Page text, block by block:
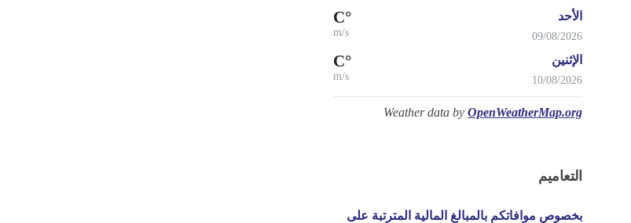
الأحد
09/08/2026
°C
m/s
الإثنين
10/08/2026
°C
m/s
Weather data by OpenWeatherMap.org
التعاميم
بخصوص موافاتكم بالمبالغ المالية المترتبة على